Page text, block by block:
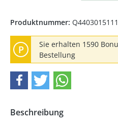
Produktnummer:
P
Sie erhalten 1590
Bestellung
Beschreibung